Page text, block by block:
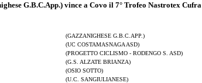
G.B.C.App.) vince a Covo il 7° Trofeo Nastrotex Cufra
(GAZZANIGHESE G.B.C.APP.)
(UC COSTAMASNAGA ASD)
(PROGETTO CICLISMO - RODENGO S. ASD)
(G.S. ALZATE BRIANZA)
(OSIO SOTTO)
(U.C. SANGIULIANESE)